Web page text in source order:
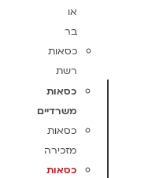
או
בר
כסאות
רשת
כסאות
משרדיים
כסאות
מזכירה
כסאות